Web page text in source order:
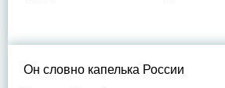
Он словно капелька России